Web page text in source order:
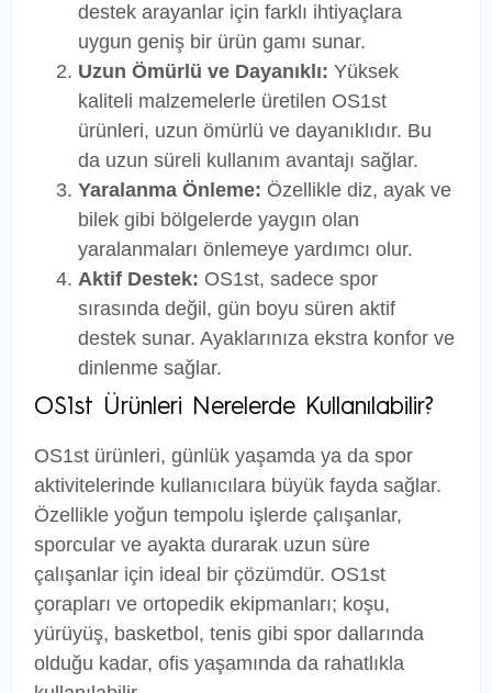
destek arayanlar için farklı ihtiyaçlara
uygun geniş bir ürün gamı sunar.
Uzun Ömürlü ve Dayanıklı: Yüksek
kaliteli malzemelerle üretilen OS1st
ürünleri, uzun ömürlü ve dayanıklıdır. Bu
da uzun süreli kullanım avantajı sağlar.
Yaralanma Önleme: Özellikle diz, ayak ve
bilek gibi bölgelerde yaygın olan
yaralanmaları önlemeye yardımcı olur.
Aktif Destek: OS1st, sadece spor
sırasında değil, gün boyu süren aktif
destek sunar. Ayaklarınıza ekstra konfor ve
dinlenme sağlar.
OS1st Ürünleri Nerelerde Kullanılabilir?
OS1st ürünleri, günlük yaşamda ya da spor
aktivitelerinde kullanıcılara büyük fayda sağlar.
Özellikle yoğun tempolu işlerde çalışanlar,
sporcular ve ayakta durarak uzun süre
çalışanlar için ideal bir çözümdür. OS1st
çorapları ve ortopedik ekipmanları; koşu,
yürüyüş, basketbol, tenis gibi spor dallarında
olduğu kadar, ofis yaşamında da rahatlıkla